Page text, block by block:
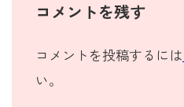
コメントを残す
コメントを投稿するには
い。